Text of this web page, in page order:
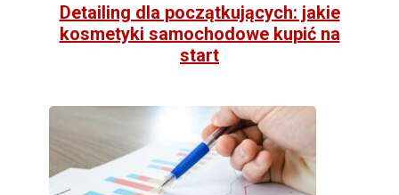
Detailing dla początkujących: jakie
kosmetyki samochodowe kupić na
start